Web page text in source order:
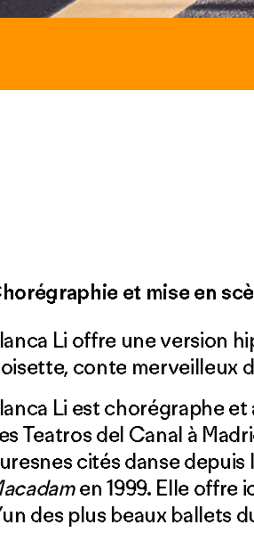
et mise en
Li offre une version
conte mer­veilleux
Li est chorégraphe
Teatros del Canal à
cités danse
en 1999. Elle offre
des plus beaux ballets